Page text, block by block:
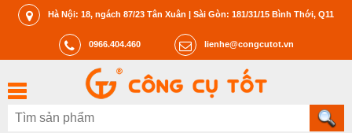
Hà Nội: 18, ngách 87/23 Tân Xuân | Sài Gòn: 181/31/15 Bình Thới, Q11
0966.404.460 lienhe@congcutot.vn